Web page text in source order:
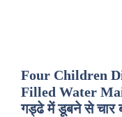
Four Children
Filled Water
गड्ढे में डूबने से चार